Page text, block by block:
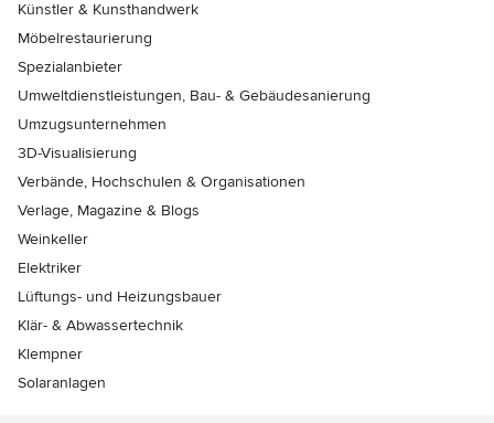
Künstler & Kunsthandwerk
Möbelrestaurierung
Spezialanbieter
Umweltdienstleistungen, Bau- & Gebäudesanierung
Umzugsunternehmen
3D-Visualisierung
Verbände, Hochschulen & Organisationen
Verlage, Magazine & Blogs
Weinkeller
Elektriker
Lüftungs- und Heizungsbauer
Klär- & Abwassertechnik
Klempner
Solaranlagen